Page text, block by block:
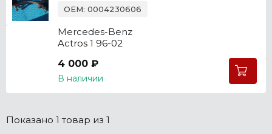
OEM: 0004230606
Mercedes-Benz
Actros 1 96-02
4 000 ₽
В наличии
Показано 1 товар из 1